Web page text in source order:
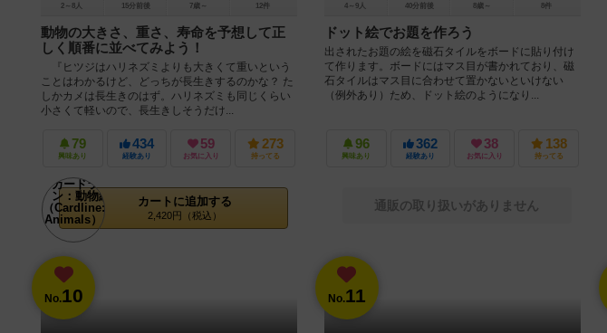
2～8人 15分前後 7歳～ 12件
動物の大きさ、重さ、寿命を予想して正
しく順番に並べてみよう！
『ヒツジはハリネズミよりも大きくて重いという
ことはわかるけど、どっちが長生きするのかな？ た
しかカメは長生きのはず。ハリネズミも同じくらい
小さくて軽いので、長生きしそうだけ...
79
興味あり
434
経験あり
59
お気に入り
273
持ってる
カートに追加する
2,420円（税込）
4～9人 40分前後 8歳～ 8件
ドット絵でお題を作ろう
出されたお題の絵を磁石タイルをボードに貼り付け
て作ります。ボードにはマス目が書かれており、磁
石タイルはマス目に合わせて置かないといけない
（例外あり）ため、ドット絵のようになり...
96
興味あり
362
経験あり
38
お気に入り
138
持ってる
通販の取り扱いがありません
No.10 No.11